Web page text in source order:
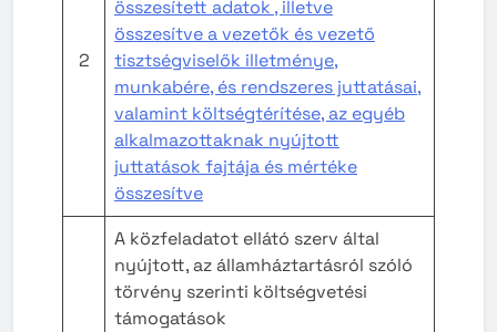
2
összesített adatok , illetve
összesítve a vezetők és vezető
tisztségviselők illetménye,
munkabére, és rendszeres juttatásai,
valamint költségtérítése, az egyéb
alkalmazottaknak nyújtott
juttatások fajtája és mértéke
összesítve
A közfeladatot ellátó szerv által
nyújtott, az államháztartásról szóló
törvény szerinti költségvetési
támogatások